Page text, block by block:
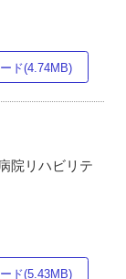
ド(4.74MB)
院リハビリテ
ド(5.43MB)